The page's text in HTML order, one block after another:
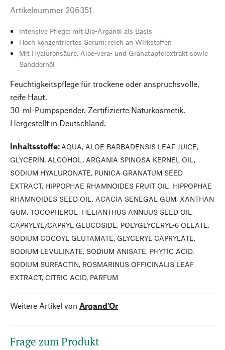
Artikelnummer 206351
Intensive Pflege: mit Bio-Arganöl als Basis
Hoch konzentriertes Serum: reich an Wirkstoffen
Mit Hyaluronsäure, Aloe-vera- und Granatapfelextrakt sowie
Sanddornöl
Feuchtigkeitspflege für trockene oder anspruchsvolle,
reife Haut.
30-ml-Pumpspender. Zertifizierte Naturkosmetik.
Hergestellt in Deutschland.
Inhaltsstoffe: AQUA, ALOE BARBADENSIS LEAF JUICE,
GLYCERIN, ALCOHOL, ARGANIA SPINOSA KERNEL OIL,
SODIUM HYALURONATE, PUNICA GRANATUM SEED
EXTRACT, HIPPOPHAE RHAMNOIDES FRUIT OIL, HIPPOPHAE
RHAMNOIDES SEED OIL, ACACIA SENEGAL GUM, XANTHAN
GUM, TOCOPHEROL, HELIANTHUS ANNUUS SEED OIL,
CAPRYLYL/CAPRYL GLUCOSIDE, POLYGLYCERYL-6 OLEATE,
SODIUM COCOYL GLUTAMATE, GLYCERYL CAPRYLATE,
SODIUM LEVULINATE, SODIUM ANISATE, PHYTIC ACID,
SODIUM SURFACTIN, ROSMARINUS OFFICINALIS LEAF
EXTRACT, CITRIC ACID, PARFUM
Weitere Artikel von Argand’Or
Frage zum Produkt